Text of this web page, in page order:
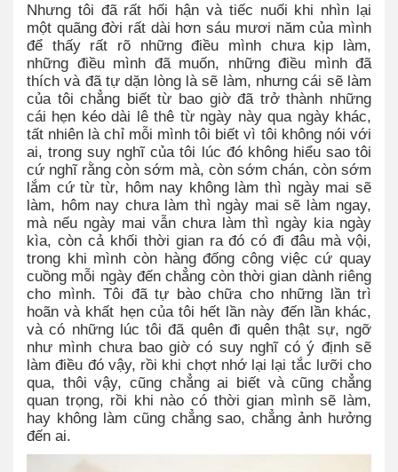
Nhưng tôi đã rất hối hận và tiếc nuối khi nhìn lại
một quãng đời rất dài hơn sáu mươi năm của mình
để thấy rất rõ những điều mình chưa kịp làm,
những điều mình đã muốn, những điều mình đã
thích và đã tự dặn lòng là sẽ làm, nhưng cái sẽ làm
của tôi chẳng biết từ bao giờ đã trở thành những
cái hẹn kéo dài lê thê từ ngày này qua ngày khác,
tất nhiên là chỉ mỗi mình tôi biết vì tôi không nói với
ai, trong suy nghĩ của tôi lúc đó không hiểu sao tôi
cứ nghĩ rằng còn sớm mà, còn sớm chán, còn sớm
lắm cứ từ từ, hôm nay không làm thì ngày mai sẽ
làm, hôm nay chưa làm thì ngày mai sẽ làm ngay,
mà nếu ngày mai vẫn chưa làm thì ngày kia ngày
kìa, còn cả khối thời gian ra đó có đi đâu mà vội,
trong khi mình còn hàng đống công việc cứ quay
cuồng mỗi ngày đến chẳng còn thời gian dành riêng
cho mình. Tôi đã tự bào chữa cho những lần trì
hoãn và khất hẹn của tôi hết lần này đến lần khác,
và có những lúc tôi đã quên đi quên thật sự, ngỡ
như mình chưa bao giờ có suy nghĩ có ý định sẽ
làm điều đó vậy, rồi khi chợt nhớ lại lại tắc lưỡi cho
qua, thôi vậy, cũng chẳng ai biết và cũng chẳng
quan trọng, rồi khi nào có thời gian mình sẽ làm,
hay không làm cũng chẳng sao, chẳng ảnh hưởng
đến ai.